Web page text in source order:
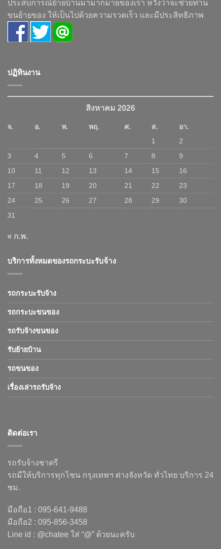
ประสบการณ์ย้ายบ้านมามากมายของเรา หวังว่าจะช่วยท่าน
ขนย้ายของ ให้เป็นไปด้วยความรวดเร็ว และมีประสิทธิภาพ
ปฏิทินงาน
สิงหาคม 2026
จ. อ. พ. พฤ. ศ. ส.
อา.
1
2
3
4 5 6 7 8
9
10
11 12 13 14 15
16
17
18 19 20 21 22
23
24
25 26 27 28 29
30
31
« ก.พ.
บริการทั้งหมดของรถกระบะรับจ้าง
รถกระบะรับจ้าง
รถกระบะขนของ
รถรับจ้างขนของ
รับย้ายบ้าน
รถขนของ
เรื่องเล่ารถรับจ้าง
ติดต่อเรา
รถรับจ้างชาตรี
รถมีให้บริการทุกโซน กรุงเทพฯ ต่างจังหวัด ทั่วไทย บริการ 24
ชม.
มือถือ1 : 095-641-9488
มือถือ2 : 095-856-3458
Line id : @chatee ใส่ “@” ด้วยนะครับ